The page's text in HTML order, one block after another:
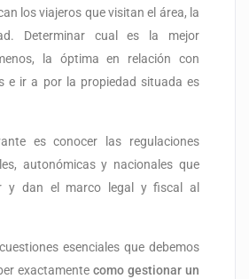
los viajeros que visitan el área, la
Determinar cual es la mejor
la óptima en relación con
e ir a por la propiedad situada es
es conocer las regulaciones
autonómicas y nacionales que
y dan el marco legal y fiscal al
esenciales que debemos
exactamente como gestionar un